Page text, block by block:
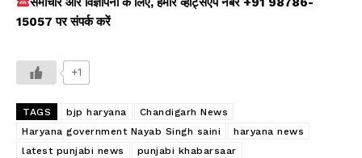
15057 पर संपर्क करें
+1
TAGS bjp haryana
Chandigarh News
Haryana government Nayab Singh saini
haryana news
latest punjabi news
punjabi khabarsaar